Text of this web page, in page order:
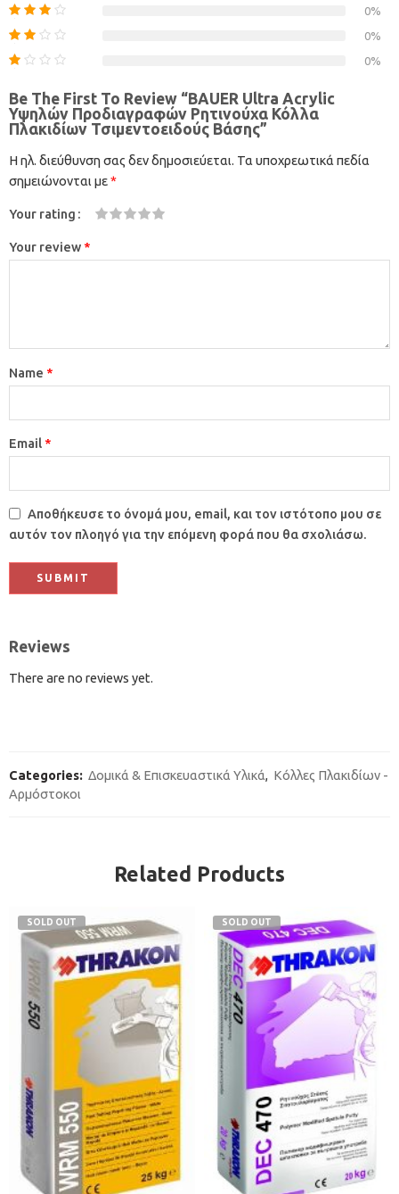
0%
0%
0%
Be The First To Review “BAUER Ultra Acrylic
Υψηλών Προδιαγραφών Ρητινούχα Κόλλα
Πλακιδίων Τσιμεντοειδούς Βάσης”
Η ηλ. διεύθυνση σας δεν δημοσιεύεται. Τα υποχρεωτικά πεδία
σημειώνονται με*
Your rating
Your review *
Name *
Email *
Αποθήκευσε το όνομά μου, email, και τον ιστότοπο μου σε
αυτόν τον πλοηγό για την επόμενη φορά που θα σχολιάσω.
Reviews
There are no reviews yet.
Categories: Δομικά & Επισκευαστικά Υλικά, Κόλλες Πλακιδίων -
Αρμόστοκοι
Related Products
SOLD OUT
λευκό
5kg
25kg
SOLD OUT
λευκό
5kg
20kg